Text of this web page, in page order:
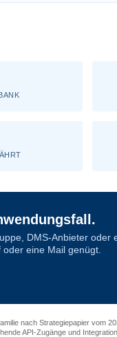
DMS-Anbieter
eine Mail genügt.
nach Strategiepapier vom
API-Zugänge und